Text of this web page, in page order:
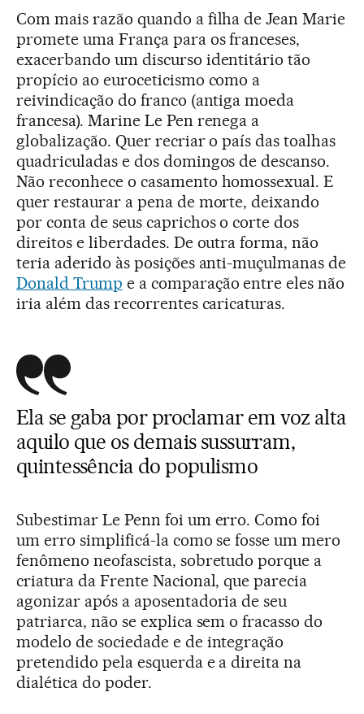
Com mais razão quando a filha de Jean Marie
promete uma França para os franceses,
exacerbando um discurso identitário tão
propício ao euroceticismo como a
reivindicação do franco (antiga moeda
francesa). Marine Le Pen renega a
globalização. Quer recriar o país das toalhas
quadriculadas e dos domingos de descanso.
Não reconhece o casamento homossexual. E
quer restaurar a pena de morte, deixando
por conta de seus caprichos o corte dos
direitos e liberdades. De outra forma, não
teria aderido às posições anti-muçulmanas de
Donald Trump e a comparação entre eles não
iria além das recorrentes caricaturas.
Ela se gaba por proclamar em voz alta
aquilo que os demais sussurram,
quintessência do populismo
Subestimar Le Penn foi um erro. Como foi
um erro simplificá-la como se fosse um mero
fenômeno neofascista, sobretudo porque a
criatura da Frente Nacional, que parecia
agonizar após a aposentadoria de seu
patriarca, não se explica sem o fracasso do
modelo de sociedade e de integração
pretendido pela esquerda e a direita na
dialética do poder.